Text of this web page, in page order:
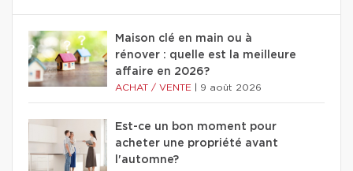
Maison clé en main ou à
rénover : quelle est la meilleure
affaire en 2026?
ACHAT / VENTE 9 août 2026
Est-ce un bon moment pour
acheter une propriété avant
l'automne?